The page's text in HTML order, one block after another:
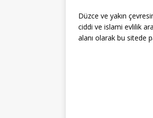
Düzce ve yakın
ciddi ve islami evlilik
alanı olarak bu sitede